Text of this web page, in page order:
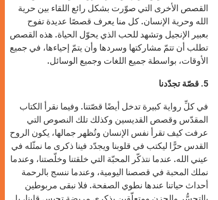
القصص الأخرى التي صوّرت بشكل رائع اللقاء بين حرية
الله وحرية الإنسان. كل منا يعرف قصصًا عديدة تفوح
بعبير الإنجيل وتشهد للحب الذي يحوّل الحياة. هذه القصص
تطلب أن تتمّ مشاركتها وسردها وأن يتمّ إحياءها، في جميع
الأوقات، بواسطة جميع اللغات وجميع الوسائل.
5. قصّة تجدّدنا
في كلِّ رواية كبيرة تدخل أيضًا قصّتنا. وفيما نقرأ الكتاب
المقدّس وقصص القديسين وكذلك تلك النصوص التي
عرفت كيف تقرأ نفس الإنسان وتُظهر جمالها، يكون الروح
القدس حرًّا ليكتب في قلوبنا ويجدّد فينا ذكرى ما نمثّله في
عيني الله. عندما نتذكّر المحبّة التي خلقتنا وخلّصتنا، وعندما
نملك المحبة في قصصنا اليومية، وعندما ننسج بالرحمة
أحداث حياتنا عندها نطوي الصفحة. فلا نبقى مربوطين